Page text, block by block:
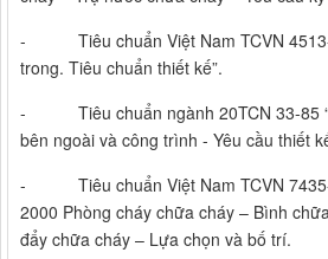
- Tiêu chuẩn Việt Nam TCVN 4513-
trong. Tiêu chuẩn thiết kế”.
- Tiêu chuẩn ngành 20TCN 33-85
bên ngoài và công trình - Yêu cầu thiết
- Tiêu chuẩn Việt Nam TCVN 7435-
2000 Phòng cháy chữa cháy – Bình
đẩy chữa cháy – Lựa chọn và bố trí.